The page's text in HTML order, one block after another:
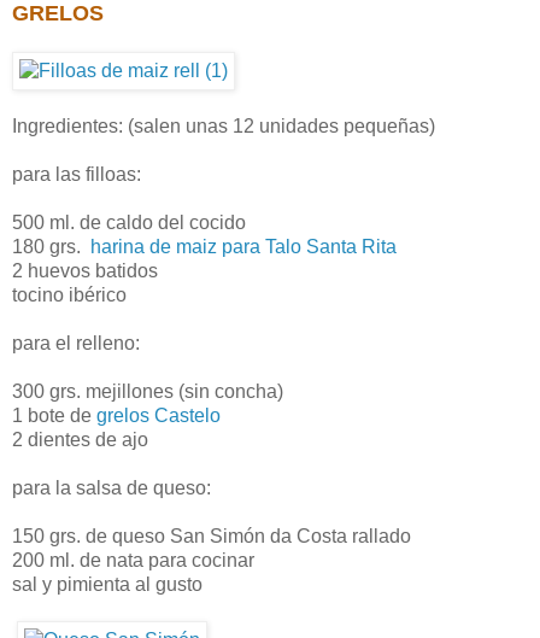
GRELOS
Ingredientes: (salen unas 12 unidades pequeñas)
para las filloas:
500 ml. de caldo del cocido
180 grs.
harina de maiz para Talo Santa Rita
2 huevos batidos
tocino ibérico
para el relleno:
300 grs. mejillones (sin concha)
1 bote de grelos Castelo
2 dientes de ajo
para la salsa de queso:
150 grs. de queso San Simón da Costa rallado
200 ml. de nata para cocinar
sal y pimienta al gusto